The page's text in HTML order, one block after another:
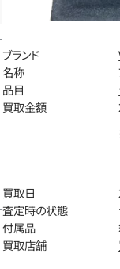
ブランド
名称
品目
買取金額
買取日
査定時の状態
付属品
買取店舗